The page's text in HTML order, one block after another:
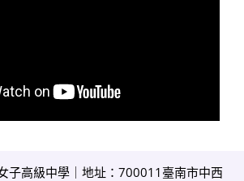
子高級中學｜地址：700011臺南市中西